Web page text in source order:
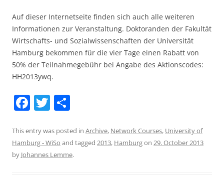
Auf dieser Internetseite finden sich auch alle weiteren
Informationen zur Veranstaltung. Doktoranden der Fakultät
Wirtschafts- und Sozialwissenschaften der Universität
Hamburg bekommen für die vier Tage einen Rabatt von
50% der Teilnahmegebühr bei Angabe des Aktionscodes:
HH2013ywq.
F
c
e
T
itt
er
ar
e
This entry was posted in Archive, Network Courses, University of
Hamburg - WiSo and tagged 2013, Hamburgon 29. October 2013
by Johannes Lemme.